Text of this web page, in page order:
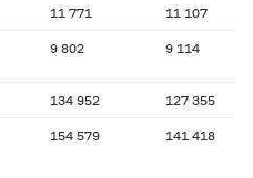
11 771 11 107
9 802 9 114
134 952 127 355
154 579 141 418